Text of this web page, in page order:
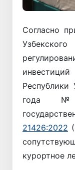
Согласно
Республики
года №
21426:2022
курортное